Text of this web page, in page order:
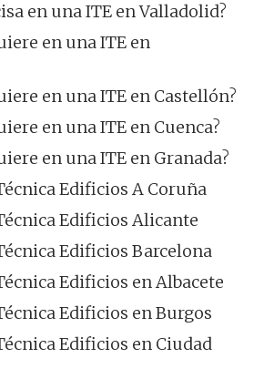
en una ITE en Valladolid?
en una ITE en
en una ITE en Castellón?
en una ITE en Cuenca?
en una ITE en Granada?
Edificios A Coruña
Edificios Alicante
Edificios Barcelona
Edificios en Albacete
Edificios en Burgos
Edificios en Ciudad